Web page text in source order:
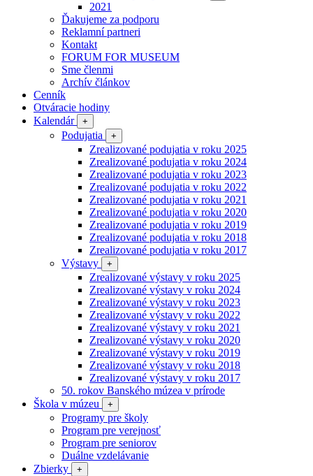
2021
Ďakujeme za podporu
Reklamní partneri
Kontakt
FORUM FOR MUSEUM
Sme členmi
Archív článkov
Cenník
Otváracie hodiny
Kalendár
+
Podujatia +
Zrealizované podujatia v roku 2025
Zrealizované podujatia v roku 2024
Zrealizované podujatia v roku 2023
Zrealizované podujatia v roku 2022
Zrealizované podujatia v roku 2021
Zrealizované podujatia v roku 2020
Zrealizované podujatia v roku 2019
Zrealizované podujatia v roku 2018
Zrealizované podujatia v roku 2017
Výstavy
+
Zrealizované výstavy v roku 2025
Zrealizované výstavy v roku 2024
Zrealizované výstavy v roku 2023
Zrealizované výstavy v roku 2022
Zrealizované výstavy v roku 2021
Zrealizované výstavy v roku 2020
Zrealizované výstavy v roku 2019
Zrealizované výstavy v roku 2018
Zrealizované výstavy v roku 2017
50. rokov Banského múzea v prírode
Škola v múzeu
+
Programy pre školy
Program pre verejnosť
Program pre seniorov
Duálne vzdelávanie
Zbierky
+